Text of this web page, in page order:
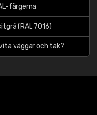
färgerna
(RAL 7016)
väggar och tak?